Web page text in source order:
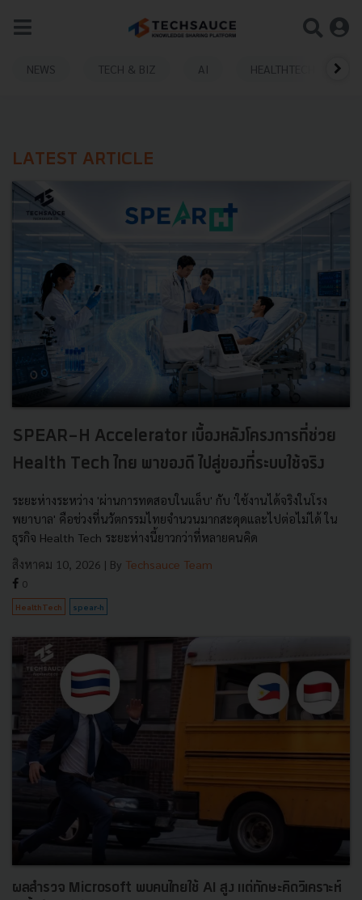
NEWS TECH & BIZ AI HEALTHTECH
LATEST ARTICLE
SPEAR-H Accelerator เบื้องหลังโครงการที่ช่วย
Health Tech ไทย พาของดี ไปสู่ของที่ระบบใช้จริง
ระยะห่างระหว่าง 'ผ่านการทดสอบในแล็บ' กับ 'ใช้งานได้จริงในโรง
พยาบาล' คือช่วงที่นวัตกรรมไทยจำนวนมากสะดุดและไปต่อไม่ได้ ใน
ธุรกิจ Health Tech ระยะห่างนี้ยาวกว่าที่หลายคนคิด
สิงหาคม 10, 2026 | By Techsauce Team
0
HealthTech spear-h
ผลสำรวจ Microsoft พบคนไทยใช้ AI สูง แต่ทักษะคิดวิเคราะห์